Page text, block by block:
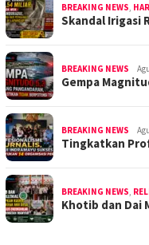
BREAKING NEWS
Skandal Irigasi
BREAKING NEWS
Gempa
BREAKING NEWS
Tingkatkan
BREAKING NEWS
Khotib dan Dai